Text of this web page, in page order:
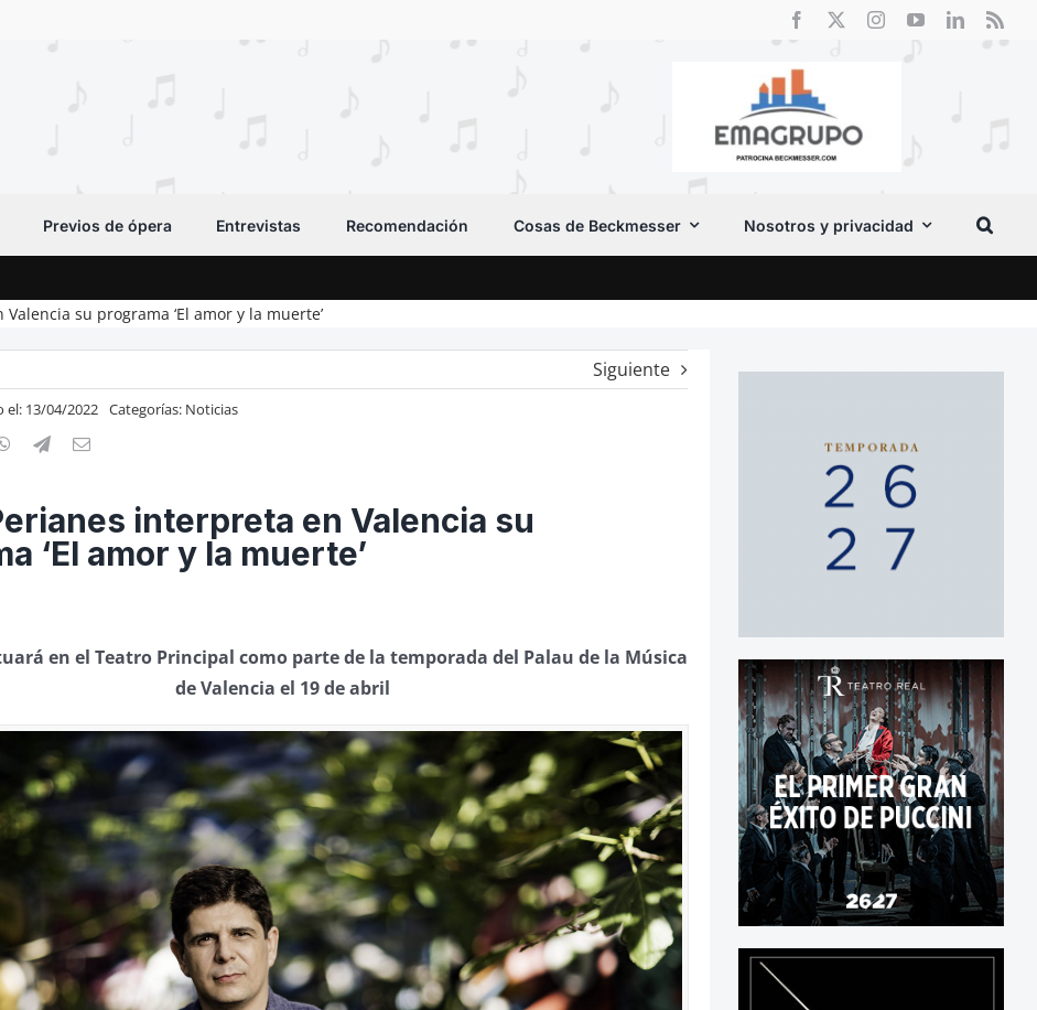
Previos de ópera Entrevistas Recomendación Cosas de Beckmesser Nosotros y privacidad
su programa ‘El amor y la muerte’
Siguiente
el: 13/04/2022 Categorías: Noticias
interpreta en Valencia su
‘El amor y la muerte’
en el Teatro Principal como parte de la temporada del Palau de la Música
de Valencia el 19 de abril